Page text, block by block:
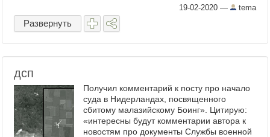
открытки во все три страны.
Приднестровье (с ...
19-02-2020 — tema
Развернуть
дсп
Получил комментарий к посту про начало
суда в Нидерландах, посвященного
сбитому малазийскому Боинг». Цитирую:
«интересны будут комментарии автора к
новостям про документы Службы военной